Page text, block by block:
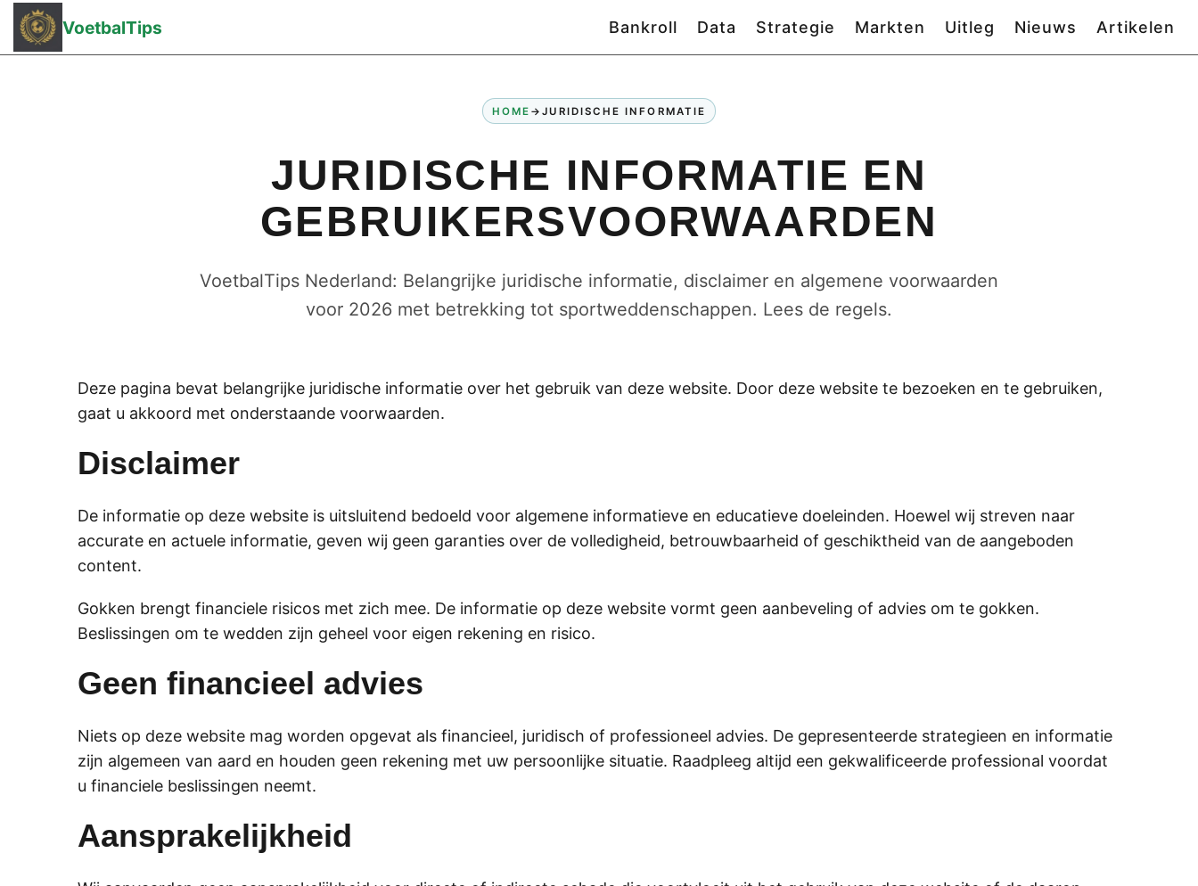
VoetbalTips Bankroll Data Strategie Markten Uitleg Nieuws Artikelen
HOME →JURIDISCHE INFORMATIE
JURIDISCHE INFORMATIE EN
GEBRUIKERSVOORWAARDEN
VoetbalTips Nederland: Belangrijke juridische informatie, disclaimer en algemene voorwaarden
voor 2026 met betrekking tot sportweddenschappen. Lees de regels.
Deze pagina bevat belangrijke juridische informatie over het gebruik van deze website. Door deze website te bezoeken en te gebruiken,
gaat u akkoord met onderstaande voorwaarden.
Disclaimer
De informatie op deze website is uitsluitend bedoeld voor algemene informatieve en educatieve doeleinden. Hoewel wij streven naar
accurate en actuele informatie, geven wij geen garanties over de volledigheid, betrouwbaarheid of geschiktheid van de aangeboden
content.
Gokken brengt financiele risicos met zich mee. De informatie op deze website vormt geen aanbeveling of advies om te gokken.
Beslissingen om te wedden zijn geheel voor eigen rekening en risico.
Geen financieel advies
Niets op deze website mag worden opgevat als financieel, juridisch of professioneel advies. De gepresenteerde strategieen en informatie
zijn algemeen van aard en houden geen rekening met uw persoonlijke situatie. Raadpleeg altijd een gekwalificeerde professional voordat
u financiele beslissingen neemt.
Aansprakelijkheid